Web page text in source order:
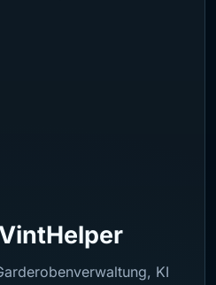
KI